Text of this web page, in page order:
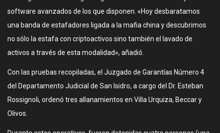
software avanzados de los que disponen. «Hoy desbaratamos
una banda de estafadores ligada a la mafia china y descubrimos
no sólo la estafa con criptoactivos sino también el lavado de
activos a través de esta modalidad», añadió.
Con las pruebas recopiladas, el Juzgado de Garantías Número 4
del Departamento Judicial de San Isidro, a cargo del Dr. Esteban
Rossignoli, ordenó tres allanamientos en Villa Urquiza, Beccar y
Olivos.